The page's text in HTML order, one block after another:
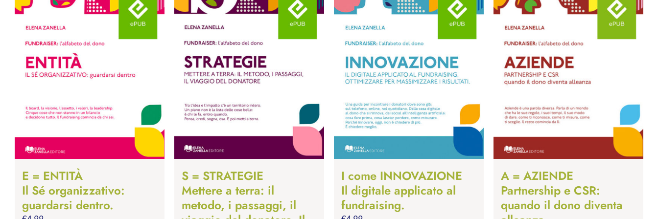
E = ENTITÀ
Il Sé organizzativo:
guardarsi dentro.
S = STRATEGIE
Mettere a terra: il
metodo, i passaggi, il
I come INNOVAZIONE
Il digitale applicato al
fundraising.
A = AZIENDE
Partnership e CSR:
quando il dono diventa